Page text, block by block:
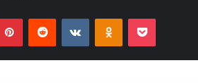
PinterestReddit VKontakteOdnoklassniki
Pocket